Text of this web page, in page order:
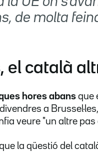
de molta
el català
hores abans que
a
veure "un altre
la qüestió del